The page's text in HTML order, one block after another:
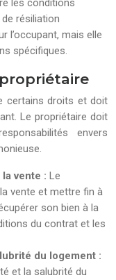
les conditions
résiliation
l’occupant, mais elle
spécifiques.
certains droits et doit
Le propriétaire doit
envers
vente : Le
vente et mettre fin à
son bien à la
du contrat et les
du logement :
et la salubrité du